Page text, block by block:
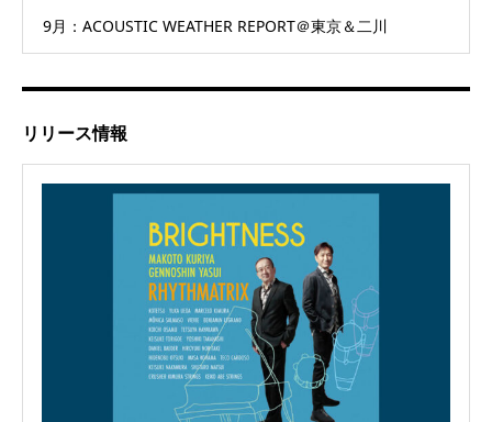
9月：ACOUSTIC WEATHER REPORT＠東京＆二川
リリース情報